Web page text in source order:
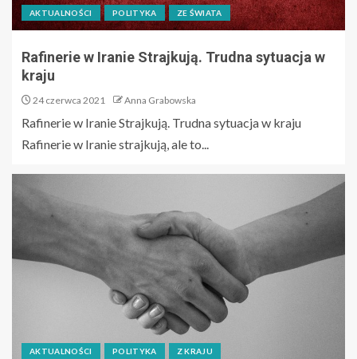
AKTUALNOŚCI POLITYKA ZE ŚWIATA
Rafinerie w Iranie Strajkują. Trudna sytuacja w
kraju
24 czerwca 2021 Anna Grabowska
Rafinerie w Iranie Strajkują. Trudna sytuacja w kraju
Rafinerie w Iranie strajkują, ale to...
AKTUALNOŚCI POLITYKA Z KRAJU